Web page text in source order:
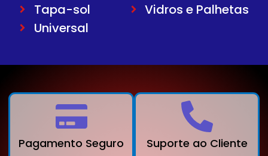
Tapa-sol
Universal
Vidros e Palhetas
Pagamento Seguro Suporte ao Cliente